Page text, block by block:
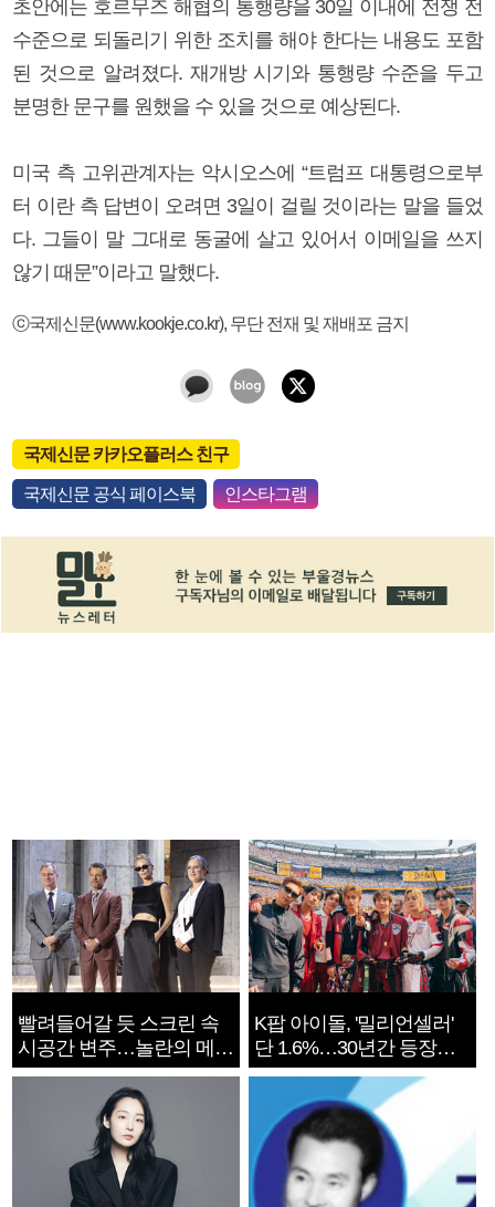
초안에는 호르무즈 해협의 통행량을 30일 이내에 전쟁 전
수준으로 되돌리기 위한 조치를 해야 한다는 내용도 포함
된 것으로 알려졌다. 재개방 시기와 통행량 수준을 두고
분명한 문구를 원했을 수 있을 것으로 예상된다.
미국 측 고위관계자는 악시오스에 “트럼프 대통령으로부
터 이란 측 답변이 오려면 3일이 걸릴 것이라는 말을 들었
다. 그들이 말 그대로 동굴에 살고 있어서 이메일을 쓰지
않기 때문”이라고 말했다.
ⓒ국제신문(www.kookje.co.kr), 무단 전재 및 재배포 금지
국제신문 카카오플러스 친구
국제신문 공식 페이스북 인스타그램
빨려들어갈 듯 스크린 속
시공간 변주…놀란의 메시
지는 ‘전쟁 속죄’
K팝 아이돌, '밀리언셀러'
단 1.6%…30년간 등장
1182개팀 전수조사